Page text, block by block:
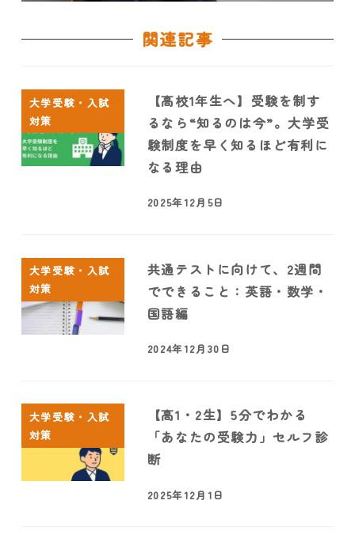
関連記事
大学受験・入試
対策
【高校1年生へ】受験を制す
るなら“知るのは今”。大学受
験制度を早く知るほど有利に
なる理由
2025年12月5日
大学受験・入試
対策
共通テストに向けて、2週間
でできること：英語・数学・
国語編
2024年12月30日
大学受験・入試
対策
【高1・2生】5分でわかる
「あなたの受験力」セルフ診
断
2025年12月1日